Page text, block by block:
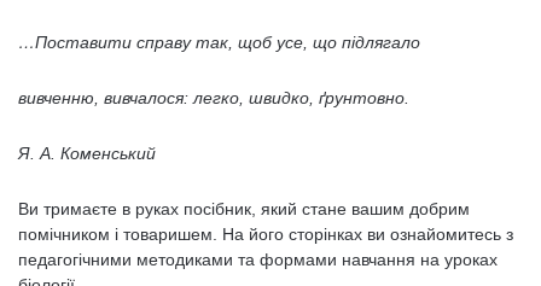
…Поставити справу так, щоб усе, що підлягало
вивченню, вивчалося: легко, швидко, ґрунтовно.
Я. А. Коменський
Ви тримаєте в руках посібник, який стане вашим добрим
помічником і товаришем. На його сторінках ви ознайомитесь з
педагогічними методиками та формами навчання на уроках